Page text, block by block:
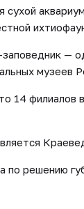
сухой
—
музеев
14 филиалов
по решению